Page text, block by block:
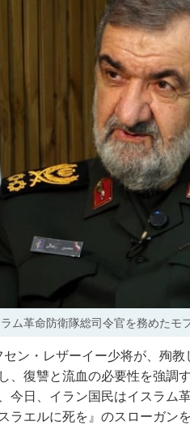
ム革命防衛隊総司令官を務めたモ
ン・レザーイー少将が、殉
、復讐と流血の必要性を強調
今日、イラン国民はイスラム
ラエルに死を』のスローガン